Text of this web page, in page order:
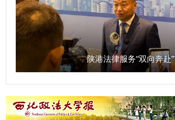
陕港法律服务“双向奔赴”